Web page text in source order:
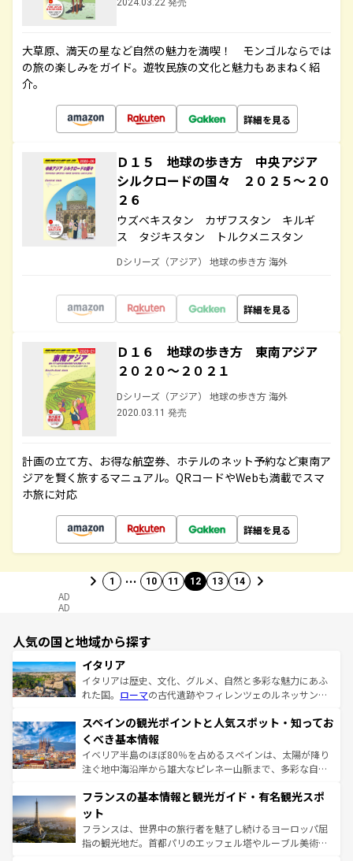
2024.03.22 発売
大草原、満天の星など自然の魅力を満喫！ モンゴルならでは
の旅の楽しみをガイド。遊牧民族の文化と魅力もあまねく紹
介。
詳細を見る
Ｄ１５ 地球の歩き方 中央アジア
シルクロードの国々 ２０２５～２０
２６
ウズベキスタン カザフスタン キルギ
ス タジキスタン トルクメニスタン
Dシリーズ（アジア） 地球の歩き方 海外
詳細を見る
Ｄ１６ 地球の歩き方 東南アジア
２０２０～２０２１
Dシリーズ（アジア） 地球の歩き方 海外
2020.03.11 発売
計画の立て方、お得な航空券、ホテルのネット予約など東南ア
ジアを賢く旅するマニュアル。QRコードやWebも満載でスマ
ホ旅に対応
詳細を見る
1 … 10 11 12 13 14
AD
AD
人気の国と地域から探す
イタリア
イタリアは歴史、文化、グルメ、自然と多彩な魅力にあふ
れた国。 ローマの古代遺跡やフィレンツェのルネッサンス
ろん、トスカーナの美しい田園風景やアマルフィ海岸の絶
景など、自然景観も見逃せない。観光の合間には、本場の
ピザやパスタなど、絶品のイタリア料理を堪能することも
できる。朝目覚めてから夜眠るまで、すべての瞬間を楽し
なお、新着のイタリア情報はコンテンツ一覧を参照してほ
しい。
スペインの観光ポイントと人気スポット・知ってお
くべき基本情報
イベリア半島のほぼ80％を占めるスペインは、太陽が降り
注ぐ地中海沿岸から雄大なピレネー山脈まで、多彩な自然
文化が根付くこの国では、情熱的なフラメンコ、熱気あふ
れる闘牛、そして美味しいタパスが生活の一部となってい
る。首都マドリードの洗練された雰囲気や、バルセロナの
アートに溢れた街角から、地方では古代ローマ遺跡や中世
フランスの基本情報と観光ガイド・有名観光スポ
ット
フランスは、世界中の旅行者を魅了し続けるヨーロッパ屈
指の観光地だ。首都パリのエッフェル塔やルーブル美術館